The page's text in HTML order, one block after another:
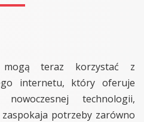
mogą teraz korzystać z
internetu, który oferuje
technologii,
potrzeby zarówno